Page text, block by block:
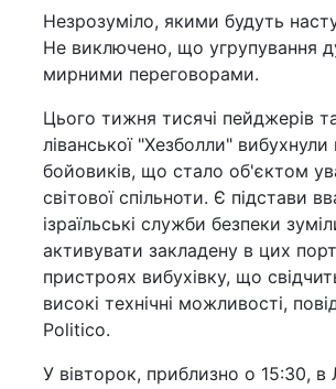
Незрозуміло, якими будуть
Не виключено, що угрупування
мирними переговорами.
Цього тижня тисячі пейджерів
ліванської "Хезболли" вибухнули
бойовиків, що стало об'єктом
світової спільноти. Є підстави
ізраїльські служби безпеки
активувати закладену в цих
пристроях вибухівку, що
високі технічні можливості,
Politico.
У вівторок, приблизно о 15:30, в